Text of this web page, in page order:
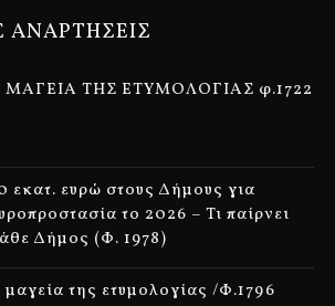
ΑΝΑΡΤΗΣΕΙΣ
ΜΑΓΕΙΑ ΤΗΣ ΕΤΥΜΟΛΟΓΙΑΣ φ.1722
εκατ. ευρώ στους Δήμους για
το 2026 – Τι παίρνει
Δήμος (Φ. 1978)
της ετυμολογίας /Φ.1796